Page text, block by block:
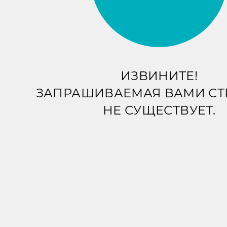
ИЗВИНИТЕ!
ЗАПРАШИВАЕМАЯ ВАМИ
НЕ СУЩЕСТВУЕТ.